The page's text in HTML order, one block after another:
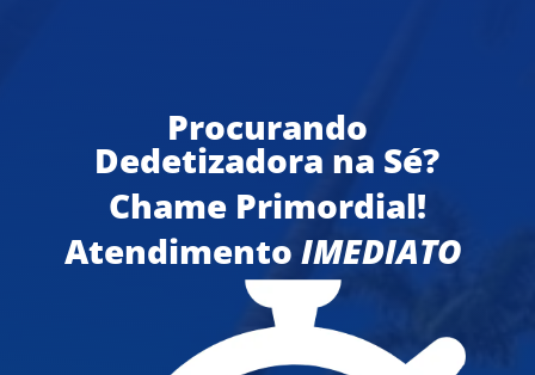
Procurando
Dedetizadora na Sé?
Chame Primordial!
Atendimento IMEDIATO